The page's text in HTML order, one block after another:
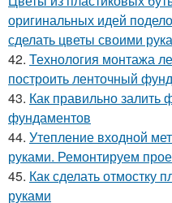
оригинальных идей
сделать цветы своими
42. Технология монтажа
построить ленточный
43. Как правильно
фундаментов
44. Утепление входной
руками. Ремонтируем
45. Как сделать отмостку
руками